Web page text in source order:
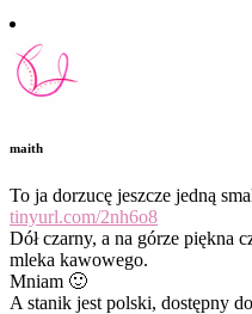
maith
To ja dorzucę jeszcze jedną
tinyurl.com/2nh6o8
Dół czarny, a na górze piękna
mleka kawowego.
Mniam 🙂
A stanik jest polski, dostępny